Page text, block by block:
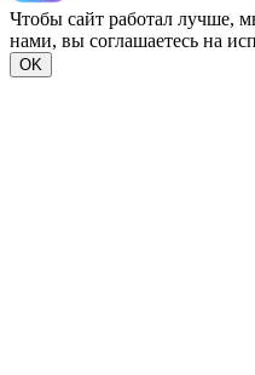
Чтобы сайт работал лучше,
нами, вы соглашаетесь на
OK